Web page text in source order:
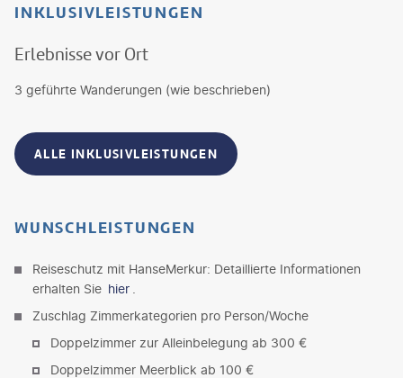
INKLUSIVLEISTUNGEN
Erlebnisse vor Ort
3 geführte Wanderungen (wie beschrieben)
ALLE INKLUSIVLEISTUNGEN
WUNSCHLEISTUNGEN
Reiseschutz mit HanseMerkur: Detaillierte Informationen
erhalten Sie hier
Zuschlag Zimmerkategorien pro Person/Woche
Doppelzimmer zur Alleinbelegung ab 300 €
Doppelzimmer Meerblick ab 100 €